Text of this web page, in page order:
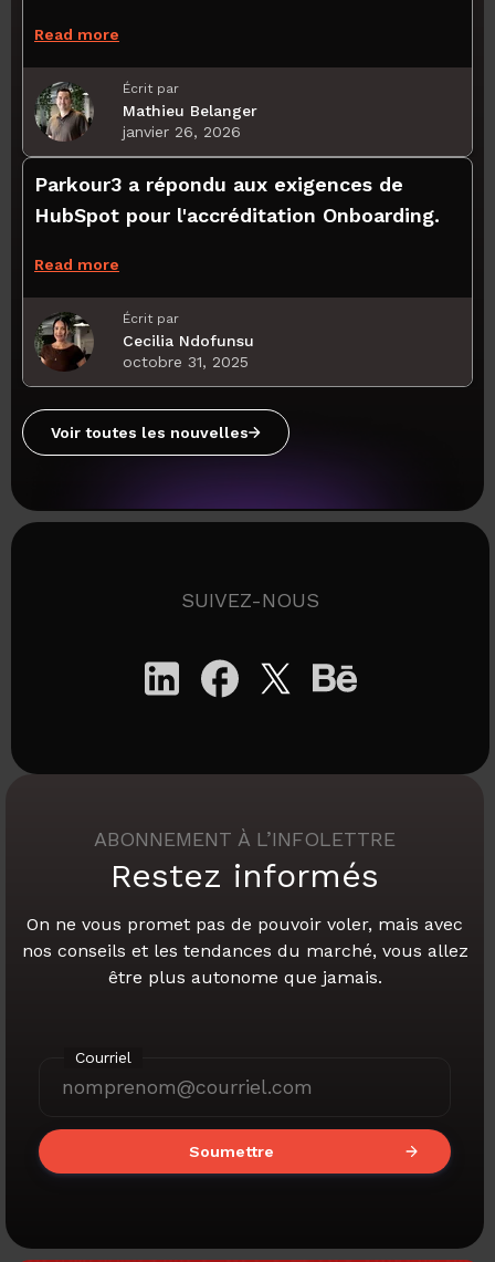
Read more
Écrit par
Mathieu Belanger
janvier 26, 2026
Parkour3 a répondu aux exigences de
HubSpot pour l'accréditation Onboarding.
Read more
Écrit par
Cecilia Ndofunsu
octobre 31, 2025
Voir toutes les nouvelles
SUIVEZ-NOUS
ABONNEMENT À L’INFOLETTRE
Restez informés
On ne vous promet pas de pouvoir voler, mais avec
nos conseils et les tendances du marché, vous allez
être plus autonome que jamais.
Courriel